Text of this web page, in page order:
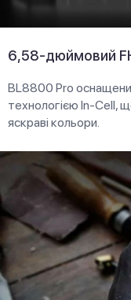
6,58-дюймовий
BL8800 Pro
технологією In-Cell,
яскраві кольори.